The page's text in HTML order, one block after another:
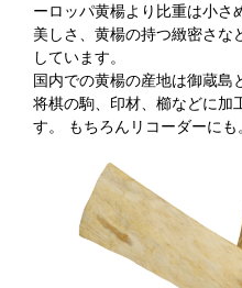
ーロッパ黄楊より比重は小さ
美しさ、黄楊の持つ緻密さな
しています。
国内での黄楊の産地は御蔵島
将棋の駒、印材、櫛などに加
す。 もちろんリコーダーにも